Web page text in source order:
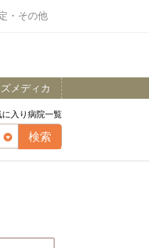
・その他
メディカ
に入り病院一覧